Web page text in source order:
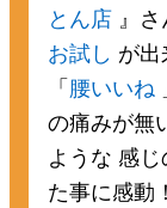
とん店 』さ
お試し が出
「腰いいね
の痛みが無
ような 感
た事に感動！